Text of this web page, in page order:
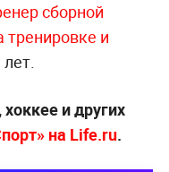
сборной
тренировке и
и других
на Life.ru.